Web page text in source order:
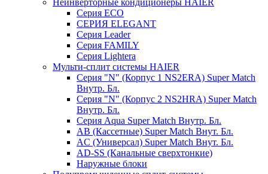
Неинверторные кондиционеры HAIER
Серия ECO
СЕРИЯ ELEGANT
Серия Leader
Серия FAMILY
Серия Lightera
Мульти-сплит системы HAIER
Серия "N" (Корпус 1 NS2ERA) Super Match
Внутр. Бл.
Серия "N" (Корпус 2 NS2HRA) Super Match
Внутр. Бл.
Серия Aqua Super Match Внутр. Бл.
AB (Кассетные) Super Match Внут. Бл.
AC (Универсал) Super Match Внут. Бл.
AD-SS (Канальные сверхтонкие)
Наружные блоки